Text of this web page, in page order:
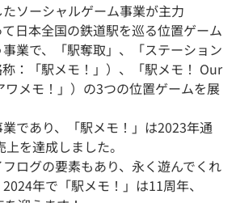
ソーシャルゲーム事業が主力
日本全国の鉄道駅を巡る位置ゲーム
業で、「駅奪取」、「ステーション
：「駅メモ！」）、「駅メモ！ Our
ワメモ！」）の3つの位置ゲームを展
であり、「駅メモ！」は2023年通
を達成しました。
ログの要素もあり、永く遊んでくれ
年で「駅メモ！」は11周年、